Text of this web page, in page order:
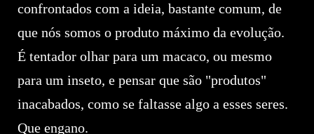
confrontados com a ideia, bastante comum, de
que nós somos o produto máximo da evolução.
É tentador olhar para um macaco, ou mesmo
para um inseto, e pensar que são "produtos"
inacabados, como se faltasse algo a esses seres.
Que engano.